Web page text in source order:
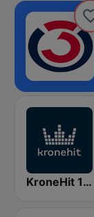
KroneHit 105.8